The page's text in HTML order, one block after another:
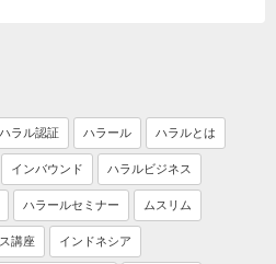
ハラル認証 ハラール ハラルとは
インバウンド ハラルビジネス
ハラールセミナー ムスリム
講座 インドネシア